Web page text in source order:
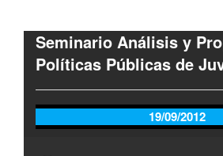
Seminario Análisis y
Políticas Públicas de
19/09/2012